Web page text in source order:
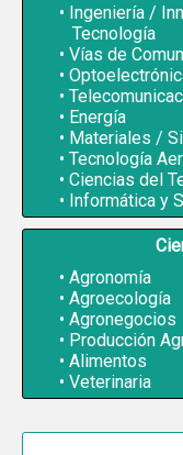
Ingeniería /
Tecnología
Vías de
Energía
Materiales /
Tecnología
Ciencias del
Informática y
Agronomía
Agroecología
Agronegocios
Producción
Alimentos
Veterinaria